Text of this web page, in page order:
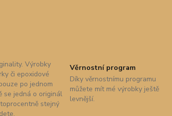
Výrobky
či epoxidové
po jednom
se jedná o originál
stejný
Věrnostní program
Díky věrnostnímu programu
můžete mít mé výrobky ještě
levnější.